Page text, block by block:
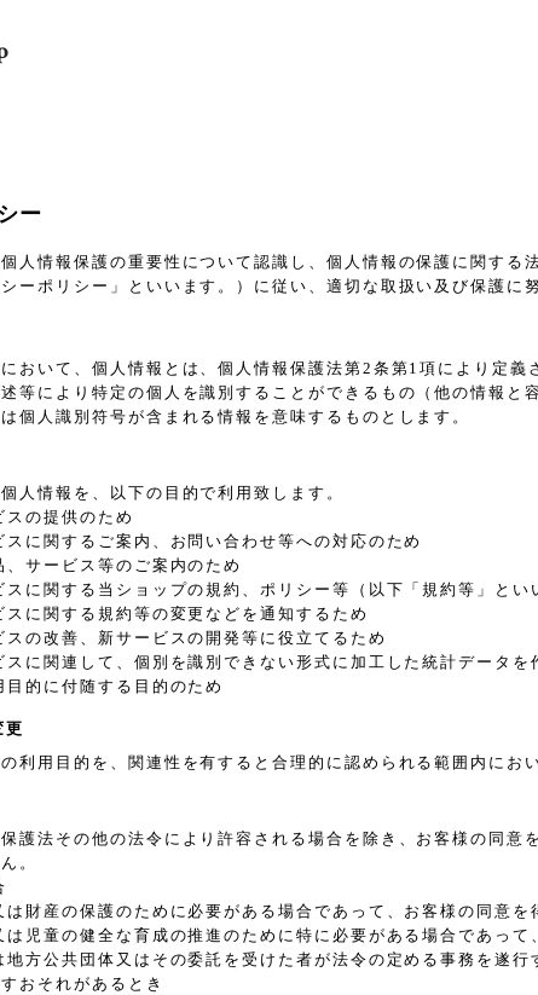
ー
人情報保護の重要性について認識し、個人情報の保護に関す
ーポリシー」といいます。）に従い、適切な取扱い及び保護に
おいて、個人情報とは、個人情報保護法第2条第1項により定
等により特定の個人を識別することができるもの（他の情報
個人識別符号が含まれる情報を意味するものとします。
人情報を、以下の目的で利用致します。
スの提供のため
スに関するご案内、お問い合わせ等への対応のため
、サービス等のご案内のため
スに関する当ショップの規約、ポリシー等（以下「規約等」と
スに関する規約等の変更などを通知するため
スの改善、新サービスの開発等に役立てるため
スに関連して、個別を識別できない形式に加工した統計データを
目的に付随する目的のため
更
利用目的を、関連性を有すると合理的に認められる範囲内にお
護法その他の法令により許容される場合を除き、お客様の同
。
は財産の保護のために必要がある場合であって、お客様の同意を
は児童の健全な育成の推進のために特に必要がある場合であっ
地方公共団体又はその委託を受けた者が法令の定める事務を遂
おそれがあるとき